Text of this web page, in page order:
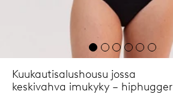
Kuukautisalushousu jossa
keskivahva imukyky – hiphugger